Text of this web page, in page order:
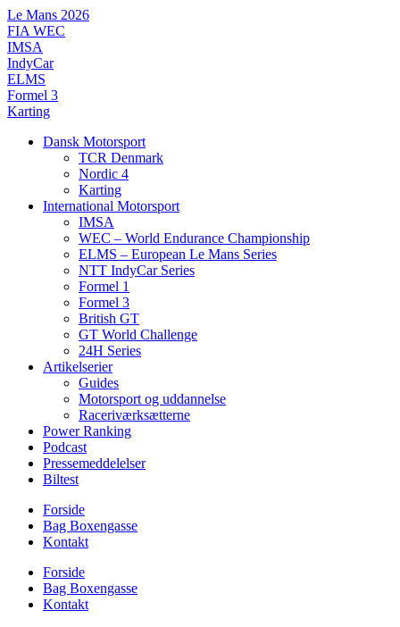
Videre
til
indhold
Le Mans 2026
FIA WEC
IMSA
IndyCar
ELMS
Formel 3
Karting
Dansk Motorsport
TCR Denmark
Nordic 4
Karting
International Motorsport
IMSA
WEC – World Endurance Championship
ELMS – European Le Mans Series
NTT IndyCar Series
Formel 1
Formel 3
British GT
GT World Challenge
24H Series
Artikelserier
Guides
Motorsport og uddannelse
Raceriværksætterne
Power Ranking
Podcast
Pressemeddelelser
Biltest
Forside
Bag Boxengasse
Kontakt
Forside
Bag Boxengasse
Kontakt